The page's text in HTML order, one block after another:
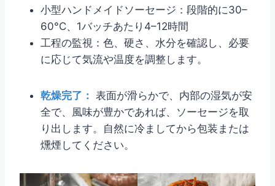
小型ハンドメイドソーセージ：段階的に30–
60°C、1バッチあたり4–12時間
工程の監視：色、硬さ、水分を確認し、必要
に応じて気流や温度を調整します。
乾燥完了： 表面が滑らかで、内部の湿気が安
全で、風味が豊かであれば、ソーセージを取
り出します。自然に冷ましてから包装または
燻煙してください。